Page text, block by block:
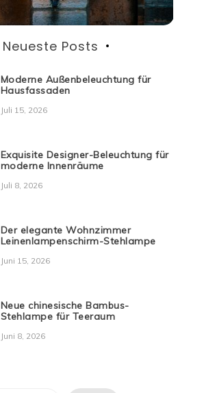
Neueste Posts
Moderne Außenbeleuchtung für
Hausfassaden
Juli 15, 2026
Exquisite Designer-Beleuchtung für
moderne Innenräume
Juli 8, 2026
Der elegante Wohnzimmer
Leinenlampenschirm-Stehlampe
Juni 15, 2026
Neue chinesische Bambus-
Stehlampe für Teeraum
Juni 8, 2026